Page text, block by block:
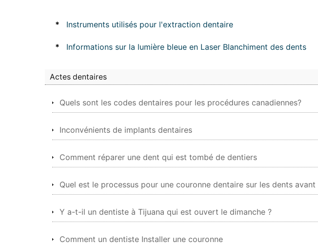
* Instruments utilisés pour l'extraction dentaire
* Informations sur la lumière bleue en Laser Blanchiment des dents
Actes dentaires
Quels sont les codes dentaires pour les procédures canadiennes?
Inconvénients de implants dentaires
Comment réparer une dent qui est tombé de dentiers
Quel est le processus pour une couronne dentaire sur les dents avant
Y a-t-il un dentiste à Tijuana qui est ouvert le dimanche ?
Comment un dentiste Installer une couronne